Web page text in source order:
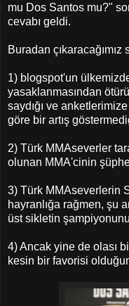
mu Dos Santos mu?"
cevabı geldi.
Buradan çıkaracağımız
1) blogspot'un
yasaklanmasından
saydığı ve
göre bir artış
2) Türk MMAseverler
olunan MMA'cinin
3) Türk MMAseverlerin
hayranlığa rağmen, şu
üst sikletin
4) Ancak yine de olası
kesin bir favorisi